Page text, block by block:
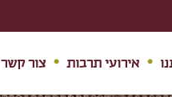
אירועי תרבות צור קשר